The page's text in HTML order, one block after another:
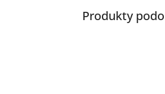
Pomiń karuzelę produktów
Produkty
Produkty